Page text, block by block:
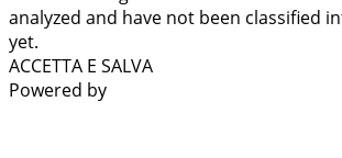
analyzed and have not been classified
yet.
ACCETTA E SALVA
Powered by